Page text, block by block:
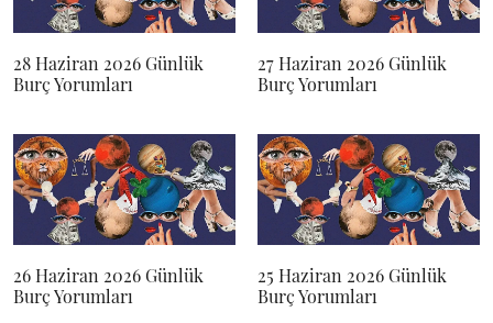
28 Haziran 2026 Günlük
Burç Yorumları
27 Haziran 2026 Günlük
Burç Yorumları
26 Haziran 2026 Günlük
Burç Yorumları
25 Haziran 2026 Günlük
Burç Yorumları